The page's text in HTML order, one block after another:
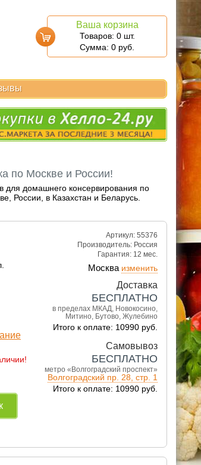
Ваша корзина
Товаров: 0 шт.
Сумма: 0 руб.
по Москве и России!
для домашнего консервирования по
России, в Казахстан и Беларусь.
Артикул: 55376
Производитель: Россия
Гарантия: 12 мес.
Москва изменить
Доставка
БЕСПЛАТНО
в пределах МКАД, Новокосино,
Митино, Бутово, Жулебино
Итого к оплате: 10990 руб.
Самовывоз
БЕСПЛАТНО
метро «Волгоградский проспект»
Волгоградский пр. 28, стр. 1
Итого к оплате: 10990 руб.